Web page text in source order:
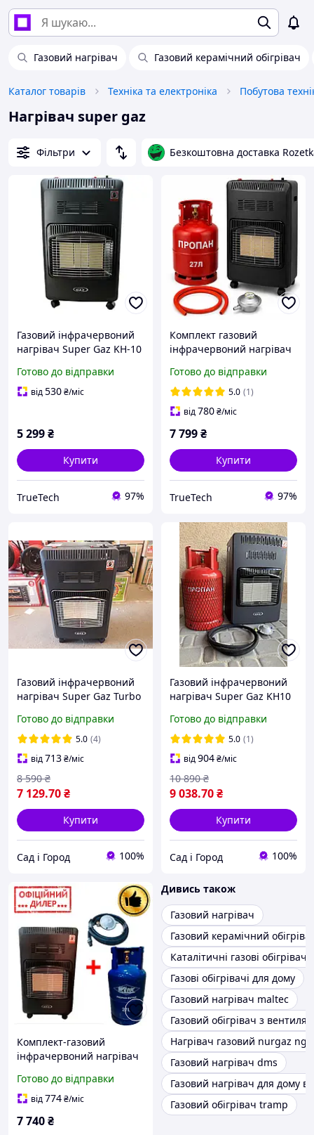
Газовий нагрівач Газовий керамічний обігрівач
Каталог товарів Техніка та електроніка Побутова
Нагрівач super gaz
Фільтри Безкоштовна доставка
Газовий інфрачервоний
нагрівач Super Gaz KH-10
роботи, керамічна
панель
Готово до відправки
від530₴/міс
5 299₴
Купити
TrueTech 97%
Комплект газовий
інфрачервоний нагрівач
балон 27 літрів +
редуктор + шланг
Готово до відправки
5.0 (1)
від780₴/міс
7 799₴
Купити
TrueTech 97%
Газовий інфрачервоний
нагрівач Super Gaz Turbo
2021
Готово до відправки
5.0 (4)
від713₴/міс
7 129.70₴
8 590 ₴
Купити
Сад і Город 100%
Газовий інфрачервоний
нагрівач Super Gaz KH10
редуктор
Готово до відправки
5.0 (1)
від904₴/міс
9 038.70₴
10 890 ₴
Купити
Сад і Город 100%
Комплект-газовий
інфрачервоний нагрівач
Turbo + побутовий балон
27 л + редуктор + шланг 2
Готово до відправки
від774₴/міс
7 740₴
Дивись також
Газовий нагрівач
Газовий керамічний
Каталітичні газові обігрівачі
Газові обігрівачі для дому
Газовий нагрівач maltec
Газовий обігрівач з
Нагрівач газовий nurgaz ng
Газовий нагрівач dms
Газовий нагрівач для дому
Газовий обігрівач tramp